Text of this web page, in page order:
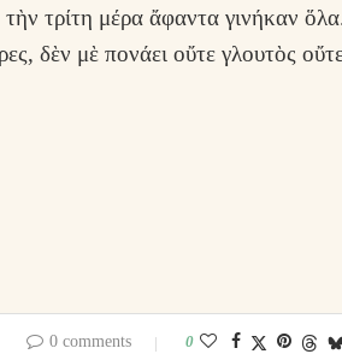
τρίτη μέρα ἄφαντα γινήκαν
δὲν μὲ πονάει οὔτε γλουτὸς
0 comments 0